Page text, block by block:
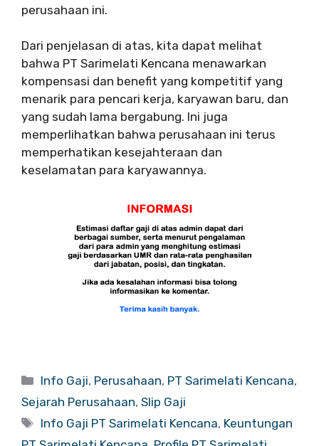
perusahaan ini.
Dari penjelasan di atas, kita dapat melihat
bahwa PT Sarimelati Kencana menawarkan
kompensasi dan benefit yang kompetitif yang
menarik para pencari kerja, karyawan baru, dan
yang sudah lama bergabung. Ini juga
memperlihatkan bahwa perusahaan ini terus
memperhatikan kesejahteraan dan
keselamatan para karyawannya.
Categories
Info Gaji, Perusahaan, PT Sarimelati Kencana,
Sejarah Perusahaan, Slip Gaji
Tags
Info Gaji PT Sarimelati Kencana, Keuntungan